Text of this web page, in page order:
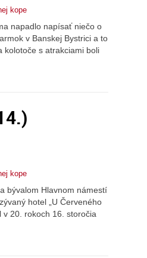
kope
napadlo napísať niečo o
v Banskej Bystrici a to
kolotoče s atrakciami boli
kope
bývalom Hlavnom námestí
hotel „U Červeného
20. rokoch 16. storočia